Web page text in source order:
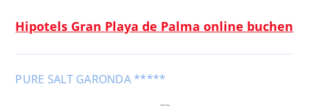
Hipotels Gran Playa de Palma online buchen
PURE SALT GARONDA *****